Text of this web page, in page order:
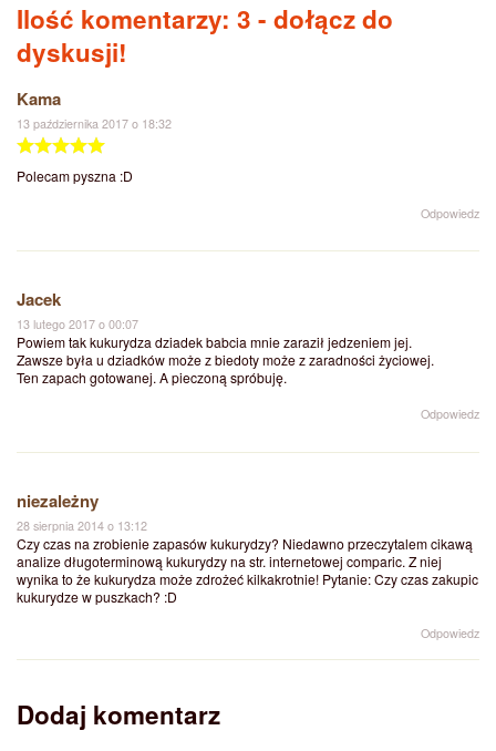
Ilość komentarzy: 3 - dołącz do
dyskusji!
Kama
13 października 2017 o 18:32
Polecam pyszna :D
Odpowiedz
Jacek
13 lutego 2017 o 00:07
Powiem tak kukurydza dziadek babcia mnie zaraził jedzeniem jej.
Zawsze była u dziadków może z biedoty może z zaradności życiowej.
Ten zapach gotowanej. A pieczoną spróbuję.
Odpowiedz
niezależny
28 sierpnia 2014 o 13:12
Czy czas na zrobienie zapasów kukurydzy? Niedawno przeczytalem cikawą
analize długoterminową kukurydzy na str. internetowej comparic. Z niej
wynika to że kukurydza może zdrożeć kilkakrotnie! Pytanie: Czy czas zakupic
kukurydze w puszkach? :D
Odpowiedz
Dodaj komentarz